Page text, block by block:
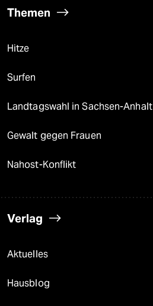
Themen
Hitze
Surfen
Landtagswahl in Sachsen-Anhalt
Gewalt gegen Frauen
Nahost-Konflikt
Verlag
Aktuelles
Hausblog